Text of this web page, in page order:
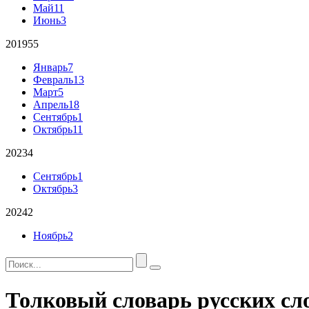
Май11
Июнь3
201955
Январь7
Февраль13
Март5
Апрель18
Сентябрь1
Октябрь11
20234
Сентябрь1
Октябрь3
20242
Ноябрь2
Толковый словарь русских